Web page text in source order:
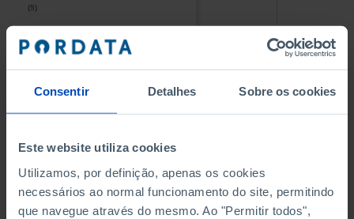
Consentir Detalhes Sobre os cookies
Este website utiliza cookies
Utilizamos, por definição, apenas os cookies
necessários ao normal funcionamento do site, permitindo
que navegue através do mesmo. Ao "Permitir todos",
(5)
(5)
PESSOAL AO SERVIÇO NAS
PESSOAL AO SERVIÇO NAS
DO MUNICÍPIO (%)
Empresas não financeiras
DO MUNICÍPIO (%)
Empresas não financeiras
VOLUME DE NEGÓCIOS DAS
VOLUME DE NEGÓCIOS DAS